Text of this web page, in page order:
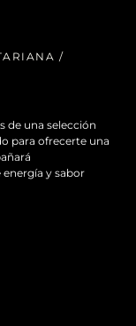
/
de una selección
para ofrecerte una
y sabor